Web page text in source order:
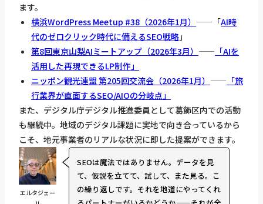
ます。
横浜WordPress Meetup #38（2026年1月） ——「AI時
代のゼロクリック時代に備えるSEO戦略」
第8回東京山梨AIミートアップ（2026年3月） —— 「AIを
活用した再現できるLP制作」
ニッポン観光連盟 第205回交流会（2026年1月） —— 「旅
行業界が直面するSEO/AIOの分岐点」
また、デジタル庁デジタル推進委員として葛飾区内での活動
も継続中。地域のデジタル課題に実地で向き合っているから
こそ、地元事業者のリアルな状況に即した提案ができます。
エルタジェー
SEOは魔法ではありません。データを見
て、仮説を立てて、試して、また見る。こ
の繰り返しです。それを地道にやってくれ